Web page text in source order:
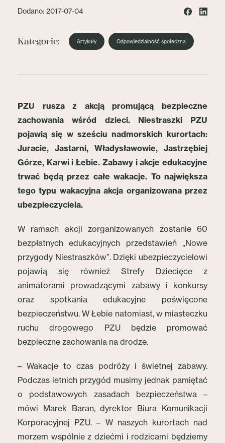
Dodano: 2017-07-04
Kategorie: Artykuły Odpowiedzialność społeczna
PZU rusza z akcją promującą bezpieczne
zachowania wśród dzieci. Niestraszki PZU
pojawią się w sześciu nadmorskich kurortach:
Juracie, Jastarni, Władysławowie, Jastrzębiej
Górze, Karwi i Łebie. Zabawy i akcje edukacyjne
trwać będą przez całe wakacje. To największa
tego typu wakacyjna akcja organizowana przez
ubezpieczyciela.
W ramach akcji zorganizowanych zostanie 60
bezpłatnych edukacyjnych przedstawień „Nowe
przygody Niestraszków”. Dzięki ubezpieczycielowi
pojawią się również Strefy Dziecięce z
animatorami prowadzącymi zabawy i konkursy
oraz spotkania edukacyjne poświęcone
bezpieczeństwu. W Łebie natomiast, w miasteczku
ruchu drogowego PZU będzie promować
bezpieczne zachowania na drodze.
– Wakacje to czas podróży i świetnej zabawy.
Podczas letnich przygód musimy jednak pamiętać
o podstawowych zasadach bezpieczeństwa –
mówi Marek Baran, dyrektor Biura Komunikacji
Korporacyjnej PZU. – W naszych kurortach nad
morzem wspólnie z dziećmi i rodzicami będziemy